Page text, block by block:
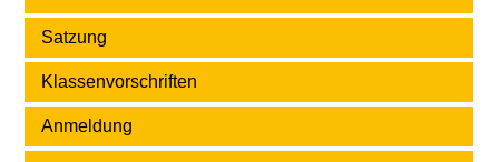
Satzung
Klassenvorschriften
Anmeldung